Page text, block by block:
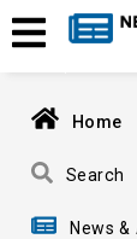
A network-
and that SQL
Home
Search
News &